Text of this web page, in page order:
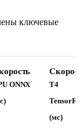
ключевые
ONNX
T4
(мс)